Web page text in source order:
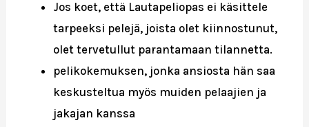
Jos koet, että Lautapeliopas ei käsittele
tarpeeksi pelejä, joista olet kiinnostunut,
olet tervetullut parantamaan tilannetta.
pelikokemuksen, jonka ansiosta hän saa
keskusteltua myös muiden pelaajien ja
jakajan kanssa